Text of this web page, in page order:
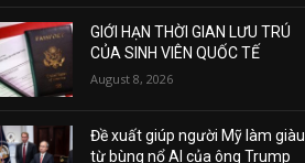
GIỚI HẠN THỜI GIAN LƯU TRÚ
CỦA SINH VIÊN QUỐC TẾ
August 8, 2026
Đề xuất giúp người Mỹ làm giàu
từ bùng nổ AI của ông Trump